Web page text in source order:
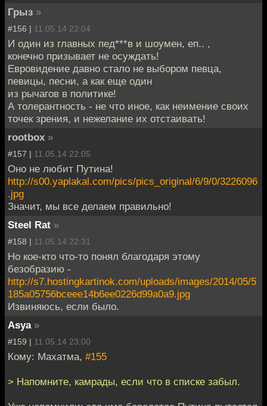
Грыз »
#156 | 11.05.14 22:04
И один из главных пед***в и шоумен, еп.. ,
конечно призывает не осуждать!
Евровидение давно стало не выбором певца,
певицы, песни, а как еще один
из рычагов в политике!
А толерантность - не что иное, как неимение своих
точек зрения, и нежелание их отстаивать!
rootbox »
#157 | 11.05.14 22:05
Оно не любит Путина!
http://s00.yaplakal.com/pics/pics_original/6/9/0/3226096
.jpg
Значит, мы все делаем правильно!
Steel Rat »
#158 | 11.05.14 22:31
Но кое-кто что-то понял благодаря этому
безобразию -
http://s7.hostingkartinok.com/uploads/images/2014/05/5
185a05756bceee14b6ee0226d99a0a9.jpg
Извиняюсь, если было.
Asya »
#159 | 11.05.14 23:00
Кому: Махатма, #155
> Напомните, камрады, если что в списке забыл.